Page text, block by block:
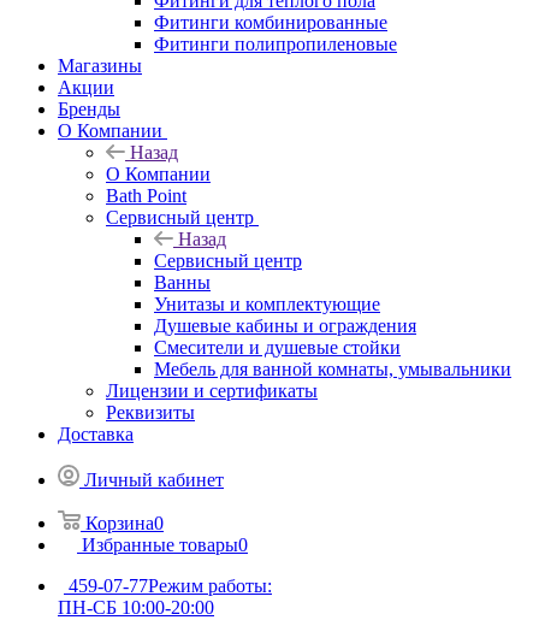
Фитинги комбинированные
Фитинги полипропиленовые
Магазины
Акции
Бренды
О Компании
Назад
О Компании
Bath Point
Сервисный центр
Назад
Сервисный центр
Ванны
Унитазы и комплектующие
Душевые кабины и ограждения
Смесители и душевые стойки
Мебель для ванной комнаты, умывальники
Лицензии и сертификаты
Реквизиты
Доставка
Личный кабинет
Корзина0
Избранные товары0
459-07-77Режим работы:
ПН-СБ 10:00-20:00